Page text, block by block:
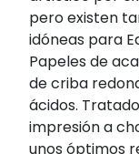
pero existen
idóneas para
Papeles de
de criba
ácidos.
impresión a
unos óptimos